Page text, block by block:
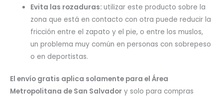
Evita las rozaduras:utilizar este producto sobre la
zona que está en contacto con otra puede reducir la
fricción entre el zapato y el pie, o entre los muslos,
un problema muy común en personas con sobrepeso
o en deportistas.
El envío gratis aplica solamente para el Área
Metropolitana de San Salvador y solo para compras